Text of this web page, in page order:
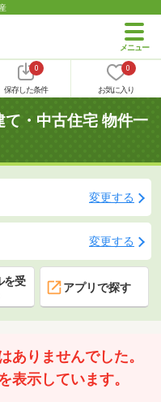
0
保存した条件
0
お気に入り
・中古住宅 物件一
変更する
変更する
を受
アプリで探す
ありませんでした。
表示しています。